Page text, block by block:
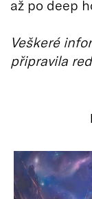
až po deep
Veškeré
připravila